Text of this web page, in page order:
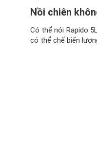
Nồi chiên
Có thể nói Rapido
có thể chế biến